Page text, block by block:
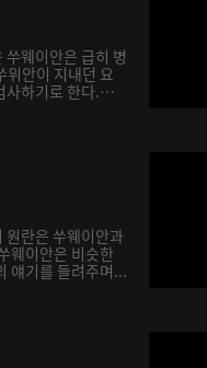
웨이안은 급히 병
위안이 지내던 요
사하기로 한다.
원란은 쑤웨이안과
웨이안은 비슷한
얘기를 들려주며...